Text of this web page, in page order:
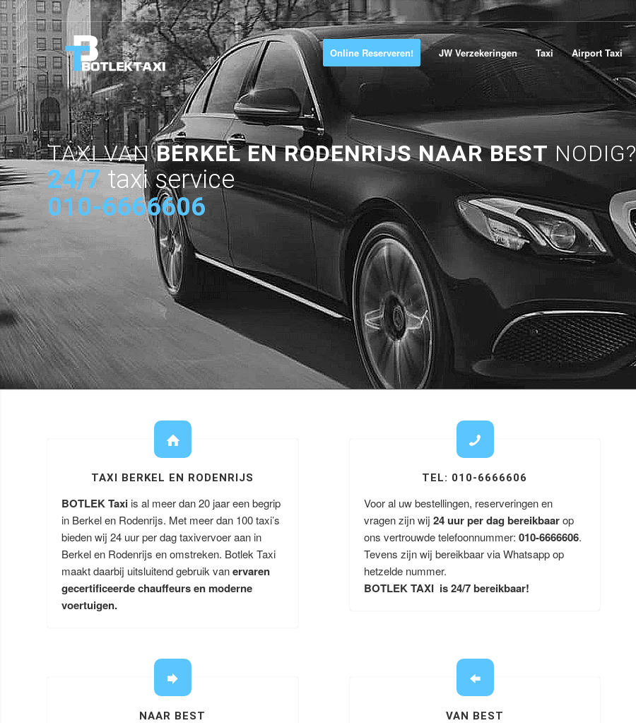
Online Reserveren! JW Verzekeringen Taxi Airport Taxi
TAXI VANBERKEL EN RODENRIJS NAAR BEST NODIG?
24/7 taxi service
010-6666606
TAXI BERKEL EN RODENRIJS
BOTLEK Taxi is al meer dan 20 jaar een begrip
in Berkel en Rodenrijs. Met meer dan 100 taxi’s
bieden wij 24 uur per dag taxivervoer aan in
Berkel en Rodenrijs en omstreken. Botlek Taxi
maakt daarbij uitsluitend gebruik vanervaren
gecertificeerde chauffeurs en moderne
voertuigen.
TEL: 010-6666606
Voor al uw bestellingen, reserveringen en
vragen zijn wij 24 uur per dag bereikbaarop
ons vertrouwde telefoonnummer: 010-6666606.
Tevens zijn wij bereikbaar via Whatsapp op
hetzelde nummer.
BOTLEK TAXI is 24/7 bereikbaar!
NAAR BEST VAN BEST